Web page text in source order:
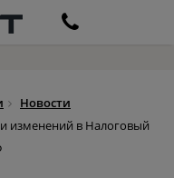
Новости
изменений в Налоговый